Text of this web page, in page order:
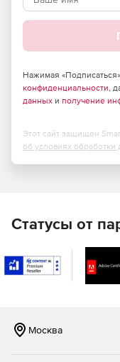
Нажимая
конфиденциальности,
данных и получение
Этот сайт защищен
об условиях обработки
Статусы от
Москва